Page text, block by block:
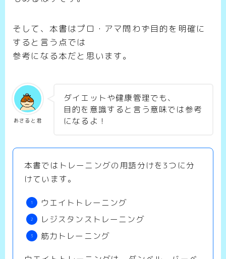
そして、本書はプロ・アマ問わず目的を明確に
すると言う点では
参考になる本だと思います。
あさると君
ダイエットや健康管理でも、
目的を意識すると言う意味では参考
になるよ！
本書ではトレーニングの用語分けを3つに分
けています。
ウエイトトレーニング
レジスタンストレーニング
筋力トレーニング